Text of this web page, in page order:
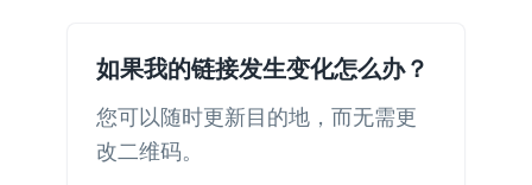
如果我的链接发生变化怎么办？
您可以随时更新目的地，而无需更
改二维码。